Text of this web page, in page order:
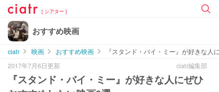
[ シアター ]
おすすめ映画
ciatr 映画 おすすめ映画
『スタンド・バイ・ミー』が好きな人
2017年7月6日更新
ciatr編集部
『スタンド・バイ・ミー』が好きな人にぜひ